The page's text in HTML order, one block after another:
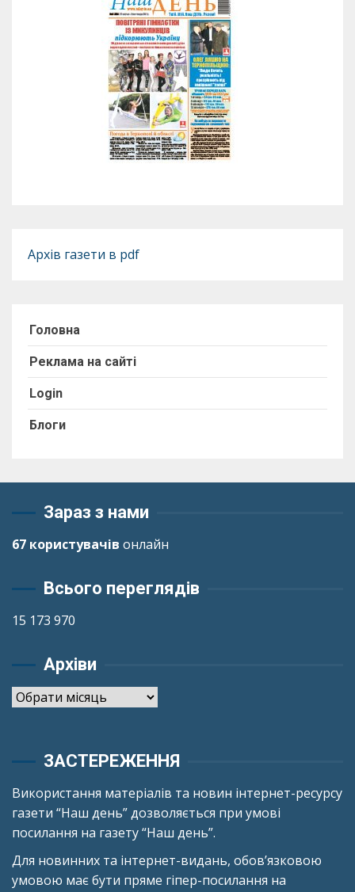
Архів газети в pdf
Головна
Реклама на сайті
Login
Блоги
Зараз з нами
67 користувачів онлайн
Всього переглядів
15 173 970
Архіви
Архіви
ЗАСТЕРЕЖЕННЯ
Використання матеріалів та новин інтернет-ресурсу
газети “Наш день” дозволяється при умові
посилання на газету “Наш день”.
Для новинних та інтернет-видань, обов’язковою
умовою має бути пряме гіпер-посилання на